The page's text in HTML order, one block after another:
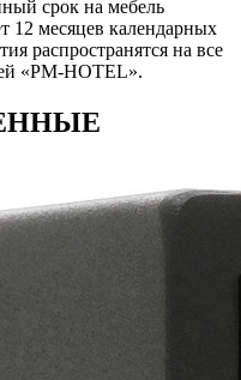
срок на мебель
12 месяцев календарных
распространятся на все
«PM-HOTEL».